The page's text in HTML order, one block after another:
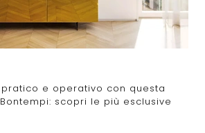
e operativo con questa
scopri le più esclusive